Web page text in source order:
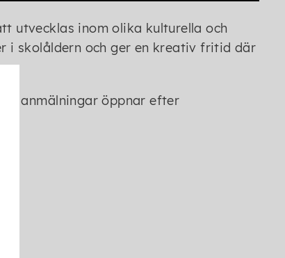
utvecklas inom olika kulturella och
i skolåldern och ger en kreativ fritid där
anmälningar öppnar efter